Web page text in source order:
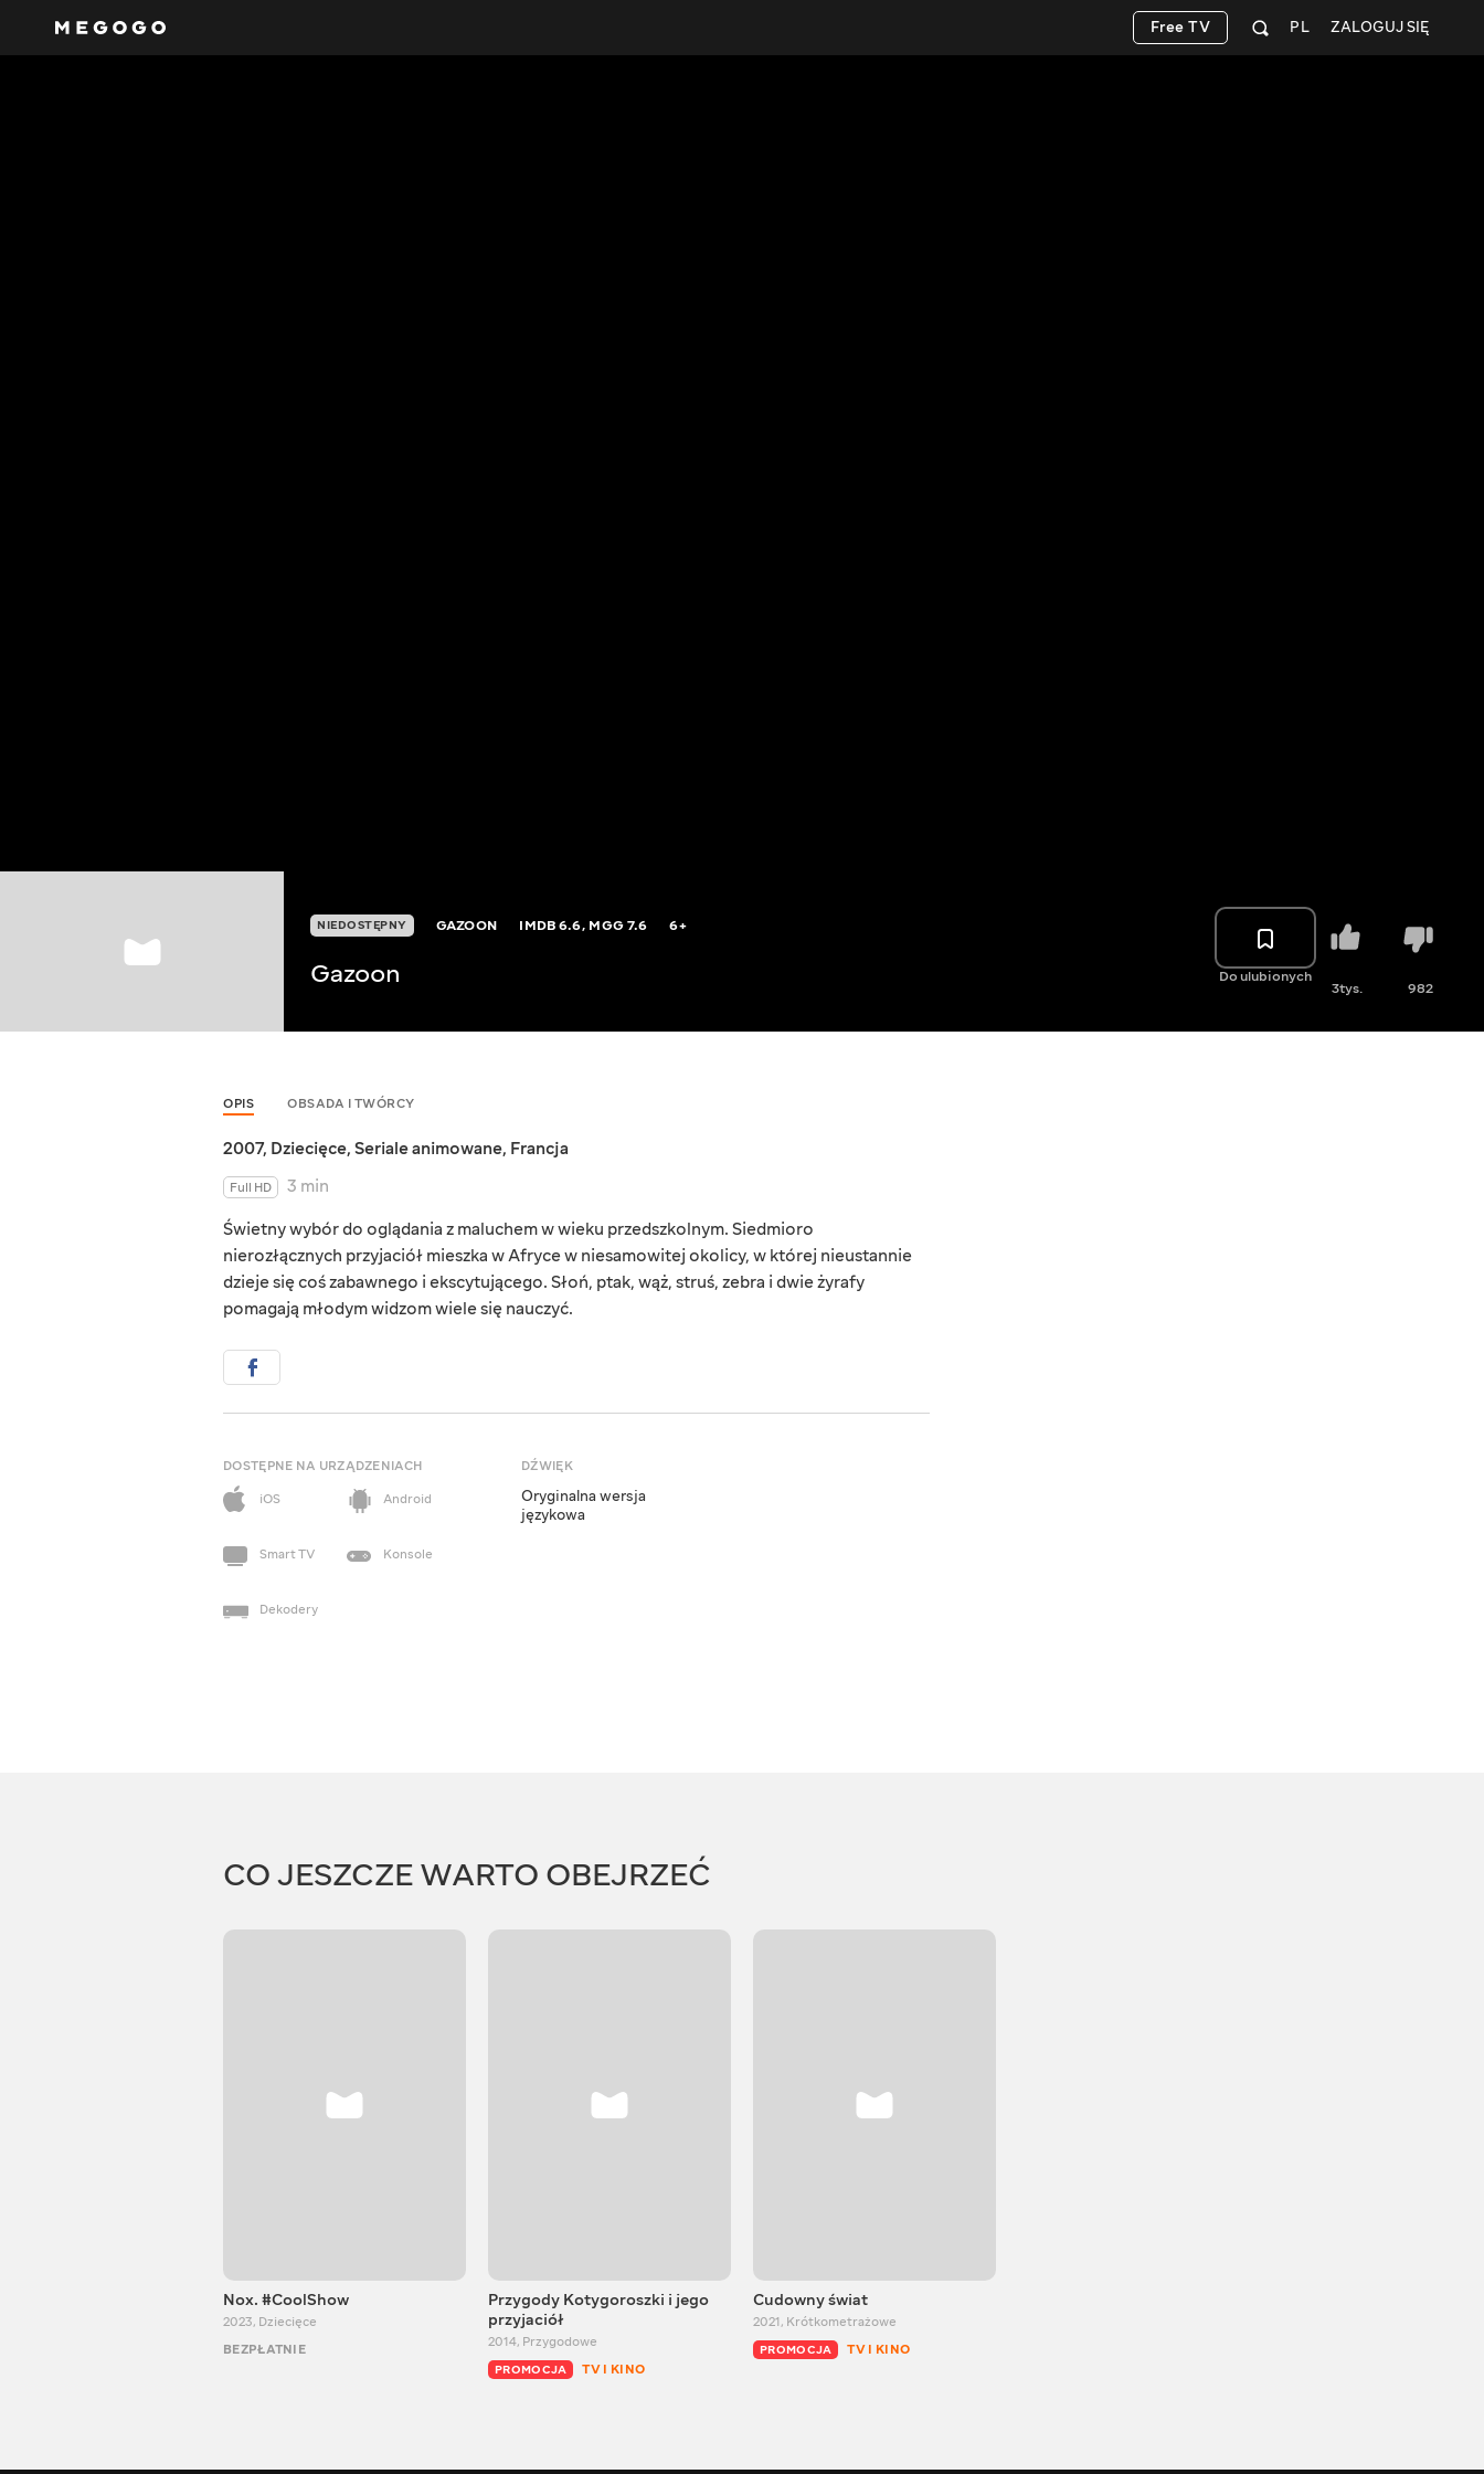
ZALOGUJ SIĘ
PL
Free TV
NIEDOSTĘPNY GAZOON IMDB6.6, MGG7.6 6+
Gazoon Do ulubionych
3tys. 982
OPIS OBSADA I TWÓRCY
2007, Dziecięce, Seriale animowane, Francja
Full HD
3 min
Świetny wybór do oglądania z maluchem w wieku przedszkolnym. Siedmioro
nierozłącznych przyjaciół mieszka w Afryce w niesamowitej okolicy, w której nieustannie
dzieje się coś zabawnego i ekscytującego. Słoń, ptak, wąż, struś, zebra i dwie żyrafy
pomagają młodym widzom wiele się nauczyć.
DOSTĘPNE NA URZĄDZENIACH
iOS
Android
Smart TV Konsole
Dekodery
DŹWIĘK
Oryginalna wersja
językowa
CO JESZCZE WARTO OBEJRZEĆ
Nox. #CoolShow
2023, Dziecięce
BEZPŁATNIE
Przygody Kotygoroszki i jego
przyjaciół
2014, Przygodowe
PROMOCJA TV I KINO
Cudowny świat
2021, Krótkometrażowe
PROMOCJA TV I KINO